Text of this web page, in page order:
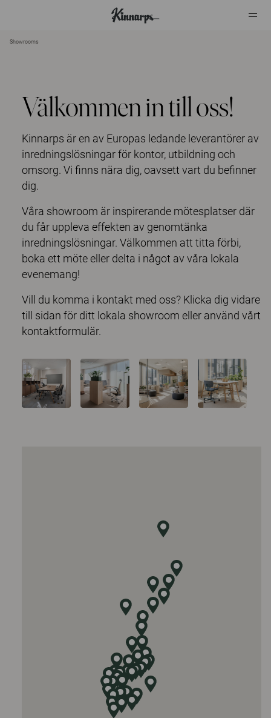
Showrooms
Välkommen in till oss!
Kinnarps är en av Europas ledande leverantörer av
inredningslösningar för kontor, utbildning och
omsorg. Vi finns nära dig, oavsett vart du befinner
dig.
Våra showroom är inspirerande mötesplatser där
du får uppleva effekten av genomtänka
inredningslösningar. Välkommen att titta förbi,
boka ett möte eller delta i något av våra lokala
evenemang!
Vill du komma i kontakt med oss? Klicka dig vidare
till sidan för ditt lokala showroom eller använd vårt
kontaktformulär.